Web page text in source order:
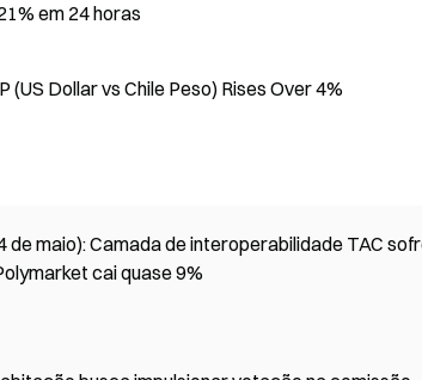
em 24 horas
(US Dollar vs Chile Peso) Rises Over 4%
de maio): Camada de interoperabilidade TAC
cai quase 9%